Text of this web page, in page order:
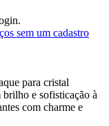
sem um cadastro
para cristal
e sofisticação à
com charme e